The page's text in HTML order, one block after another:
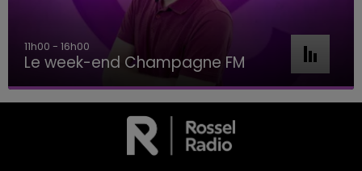
11h00 - 16h00
Le week-end Champagne FM